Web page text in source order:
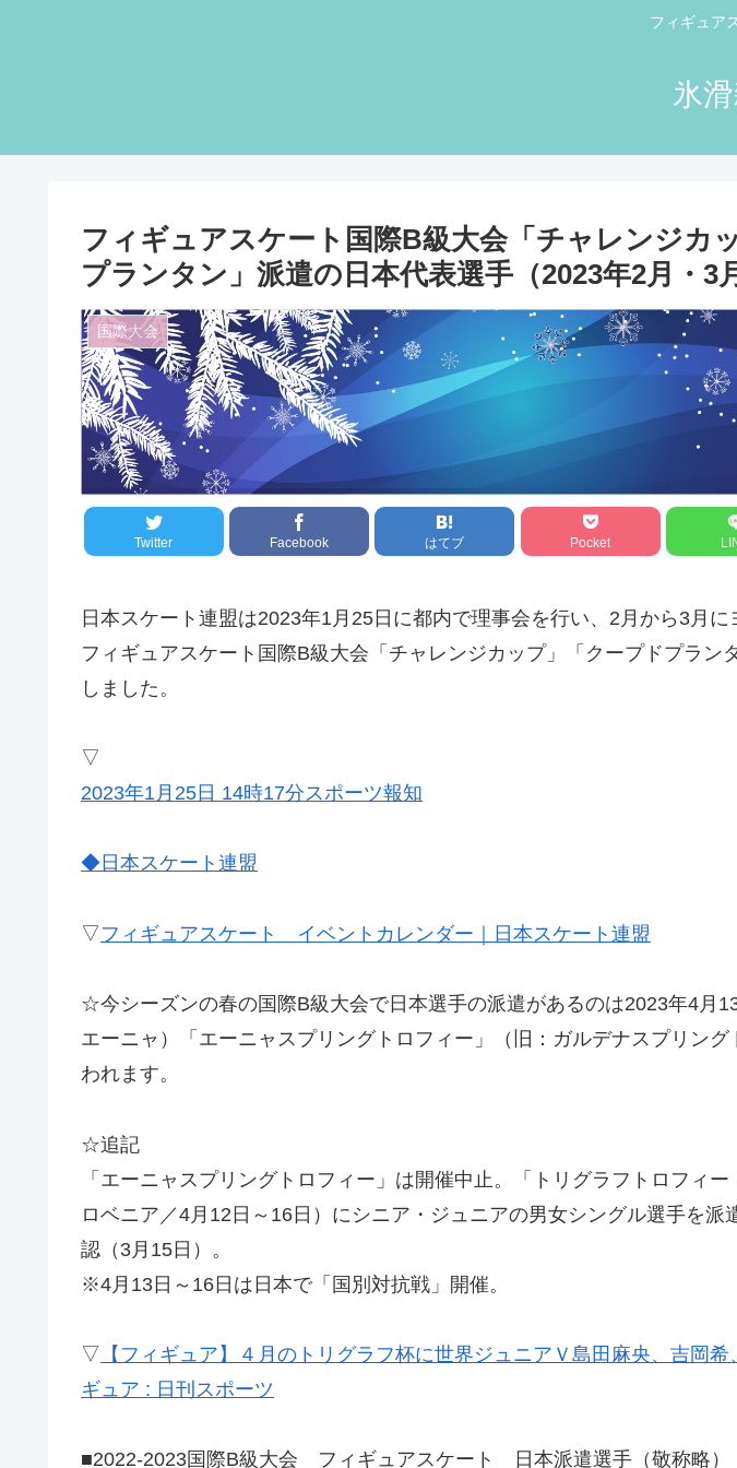
フィギュア
氷
フィギュアスケート国際B級大会「チャレンジカ
プランタン」派遣の日本代表選手（2023年2月・3
国際大会
Twitter Facebook はてブ Pocket
日本スケート連盟は2023年1月25日に都内で理事会を行い、2月から3月
フィギュアスケート国際B級大会「チャレンジカップ」「クープドプラン
しました。
▽
2023年1月25日 14時17分スポーツ報知
◆ 日本スケート連盟
▽ フィギュアスケート イベントカレンダー｜日本スケート連盟
☆今シーズンの春の国際B級大会で日本選手の派遣があるのは2023年4月
エーニャ）「エーニャスプリングトロフィー」（旧：ガルデナスプリン
われます。
☆追記
「エーニャスプリングトロフィー」は開催中止。「トリグラフトロフィ
ロベニア／4月12日～16日）にシニア・ジュニアの男女シングル選手を派
認（3月15日）。
※4月13日～16日は日本で「国別対抗戦」開催。
▽ 【フィギュア】４月のトリグラフ杯に世界ジュニアＶ島田麻央、吉岡
ギュア : 日刊スポーツ
■2022-2023国際B級大会 フィギュアスケート 日本派遣選手（敬称略）